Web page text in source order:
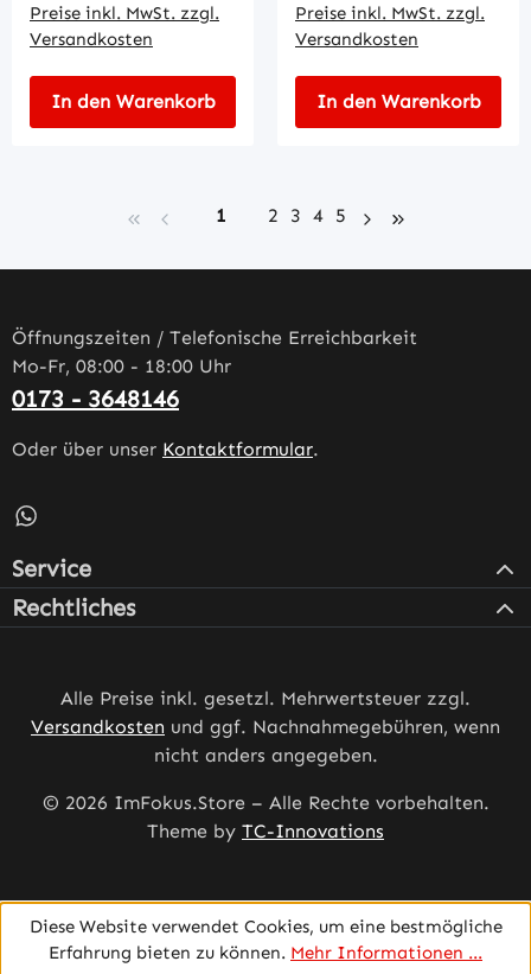
Preise inkl. MwSt. zzgl.
Versandkosten
In den Warenkorb
Preise inkl. MwSt. zzgl.
Versandkosten
In den Warenkorb
Seite
1 Seite
2 Seite
3 Seite
4 Seite
5
Öffnungszeiten / Telefonische Erreichbarkeit
Mo-Fr, 08:00 - 18:00 Uhr
0173 - 3648146
Oder über unser Kontaktformular.
Schreib uns auf WhatsApp – öffnet in neuem Tab
Service
Rechtliches
Alle Preise inkl. gesetzl. Mehrwertsteuer zzgl.
Versandkosten und ggf. Nachnahmegebühren, wenn
nicht anders angegeben.
© 2026 ImFokus.Store – Alle Rechte vorbehalten.
Theme by TC-Innovations
Diese Website verwendet Cookies, um eine bestmögliche
Erfahrung bieten zu können. Mehr Informationen ...